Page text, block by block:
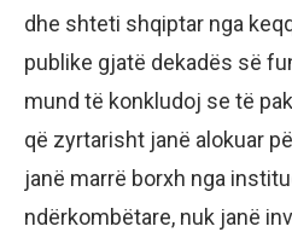
dhe shteti shqiptar nga
publike gjatë dekadës së
mund të konkludoj se të
që zyrtarisht janë alokuar
janë marrë borxh nga
ndërkombëtare, nuk janë